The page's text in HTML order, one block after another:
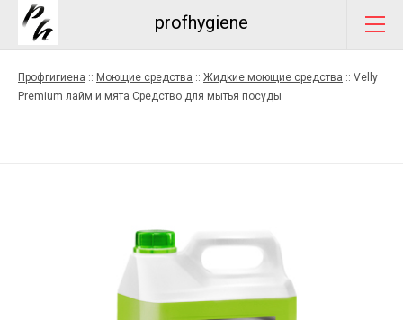
profhygiene
Профгигиена :: Моющие средства :: Жидкие моющие средства :: Velly
Premium лайм и мята Средство для мытья посуды